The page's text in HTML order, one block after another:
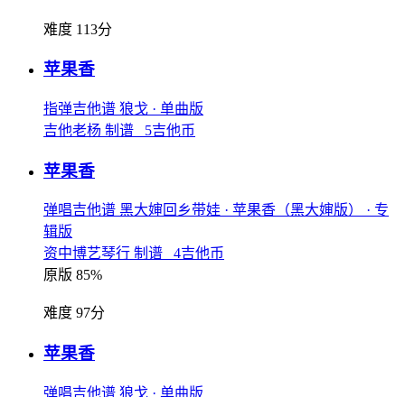
难度 113分
苹果香
指弹吉他谱 狼戈 · 单曲版
吉他老杨 制谱 5吉他币
苹果香
弹唱吉他谱 黑大婶回乡带娃 · 苹果香（黑大婶版）
· 专
辑版
资中博艺琴行 制谱 4吉他币
原版 85%
难度 97分
苹果香
弹唱吉他谱 狼戈 · 单曲版